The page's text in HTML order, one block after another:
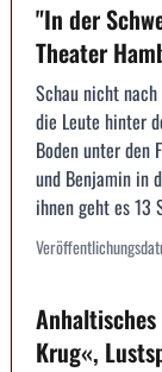
"In der
Theater
Schau nicht
die Leute hinter
Boden unter den
und Benjamin in
ihnen geht es 13
Anhaltisches
Krug«,